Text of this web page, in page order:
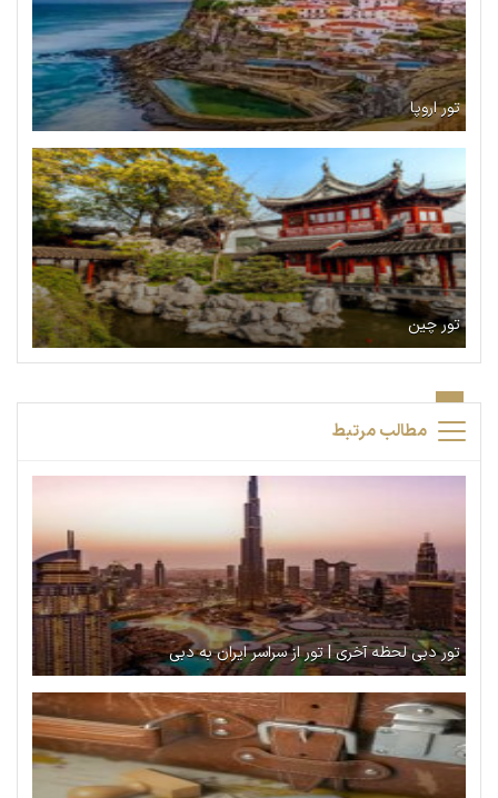
تور اروپا
تور چین
مطالب مرتبط
تور دبی لحظه آخری | تور از سراسر ایران به دبی